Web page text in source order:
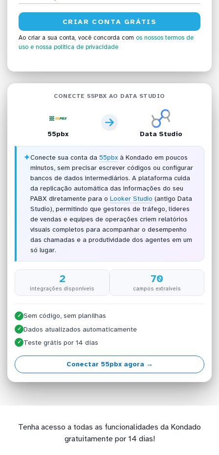
Ao criar a sua conta, você concorda com os nossos termos de
uso e nossa política de privacidade
CONECTE 55PBX AO DATA STUDIO
55pbx Data Studio
✦Conecte sua conta da 55pbxà Kondado em poucos
minutos, sem precisar escrever códigos ou configurar
bancos de dados intermediários. A plataforma cuida
da replicação automática das informações do seu
PABX diretamente para o Looker Studio (antigo Data
Studio), permitindo que gestores de tráfego, líderes
de vendas e equipes de operações criem relatórios
visuais completos para acompanhar o desempenho
das chamadas e a produtividade dos agentes em um
só lugar.
2
integrações disponíveis
70
campos extraíveis
✓ Sem código, sem planilhas
✓ Dados atualizados automaticamente
✓ Teste grátis por 14 dias
Conectar 55pbx agora →
Tenha acesso a todas as funcionalidades da Kondado
gratuitamente por 14 dias!